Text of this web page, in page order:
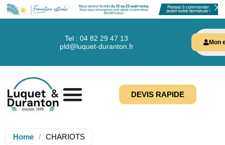
Tel : 04 82 29 47 13
pld@luquet-duranton.fr
Mon
DEVIS RAPIDE
Home / CHARIOTS